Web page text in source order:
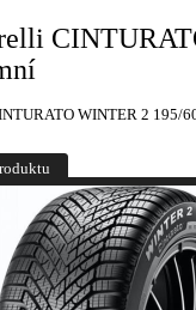
WINTER 2 195/